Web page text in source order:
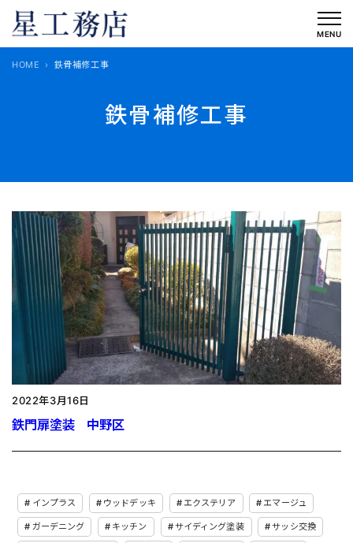
を
MENU
鉄骨補修工事
HOME 鉄骨補修工事
2022年3月16日
鉄門扉塗装 中野区
インプラス ウッドデッキ エクステリア エマージュ
ガーデニング キッチン サイディング塗装 サッシ交換